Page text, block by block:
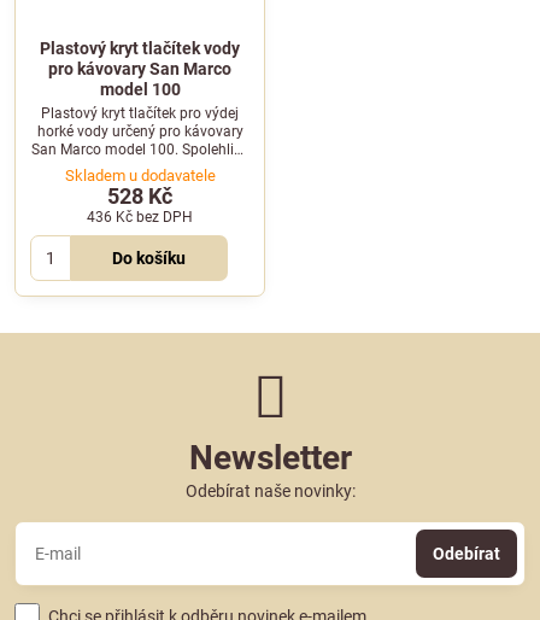
Plastový kryt tlačítek vody
pro kávovary San Marco
model 100
Plastový kryt tlačítek pro výdej
horké vody určený pro kávovary
San Marco model 100. Spolehlivá
ochrana ovládacího prvku před
vlhkostí.
Skladem u dodavatele
528 Kč
436 Kč bez DPH
Do košíku
Newsletter
Odebírat naše novinky:
Odebírat
Chci se přihlásit k odběru novinek e-mailem